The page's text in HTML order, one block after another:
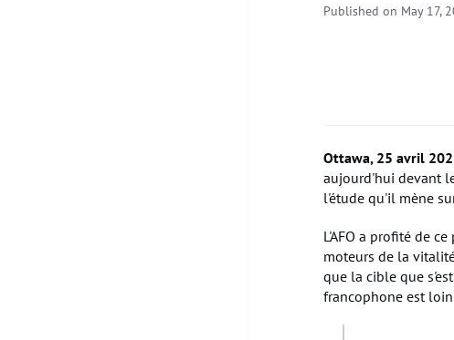
Published on May 17,
Ottawa, 25 avril
aujourd'hui devant
l'étude qu'il mène
L'AFO a profité de
moteurs de la
que la cible que
francophone est